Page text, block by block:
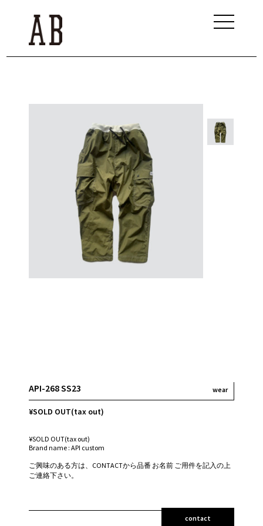
API-268 SS23 wear
¥SOLD OUT(tax out)
¥SOLD OUT(tax out)
Brand name : API custom
ご興味のある方は、CONTACTから品番 お名前 ご用件を記入の上
ご連絡下さい。
contact